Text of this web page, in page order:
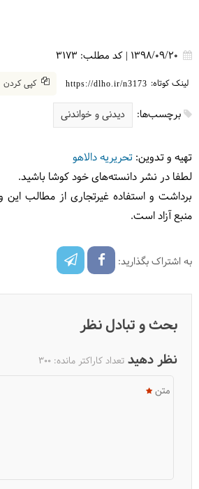
1398/09/20
| کد مطلب: 3173
لینک کوتاه: https://dlho.ir/n3173 کپی کردن
برچسب‌ها: دیدنی و خواندنی
تهیه و تدوین: تحریریه دالاهو
لطفا در نشر دانسته‌های خود کوشا باشید.
برداشت و استفاده غیرتجاری از مطالب
منبع آزاد است.
به اشتراک بگذارید:
بحث و تبادل نظر
نظر دهید تعداد کاراکتر مانده: 300
متن